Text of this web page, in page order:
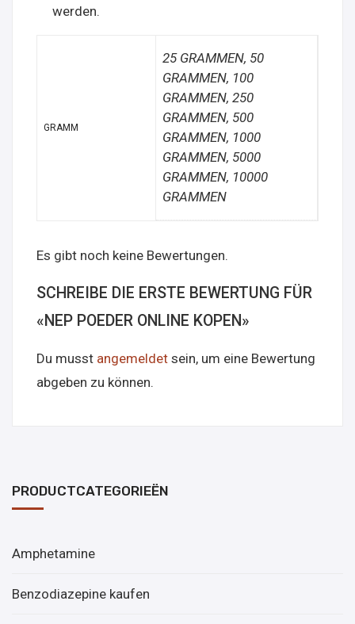
werden.
GRAMM
25 GRAMMEN, 50
GRAMMEN, 100
GRAMMEN, 250
GRAMMEN, 500
GRAMMEN, 1000
GRAMMEN, 5000
GRAMMEN, 10000
GRAMMEN
Es gibt noch keine Bewertungen.
SCHREIBE DIE ERSTE BEWERTUNG FÜR
«NEP POEDER ONLINE KOPEN»
Du musst angemeldet sein, um eine Bewertung
abgeben zu können.
PRODUCTCATEGORIEËN
Amphetamine
Benzodiazepine kaufen